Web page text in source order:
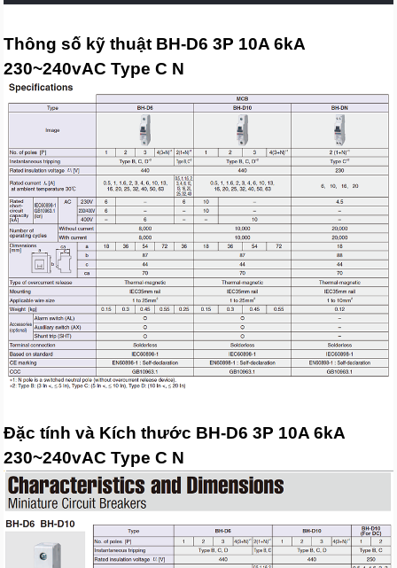
Thông số kỹ thuật BH-D6 3P 10A 6kA
230~240vAC Type C N
Đặc tính và Kích thước BH-D6 3P 10A 6kA
230~240vAC Type C N